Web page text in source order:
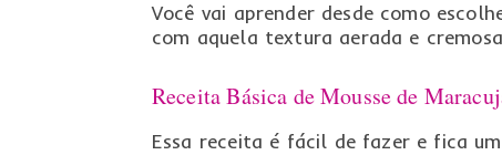
Você vai aprender desde como
com aquela textura aerada e
Receita Básica de Mousse de
Essa receita é fácil de fazer e fica